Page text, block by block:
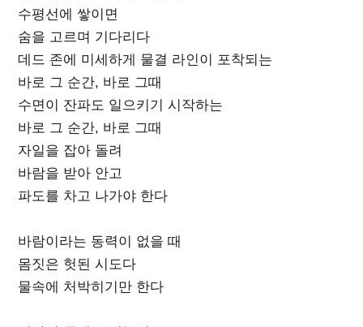
수평선에 쌓이면
숨을 고르며 기다리다
데드 존에 미세하게 물결 라인이 포착되는
바로 그 순간, 바로 그때
수면이 잔파도 일으키기 시작하는
바로 그 순간, 바로 그때
자일을 잡아 돌려
바람을 받아 안고
파도를 차고 나가야 한다
바람이라는 동력이 없을 때
몸짓은 헛된 시도다
물속에 처박히기만 한다